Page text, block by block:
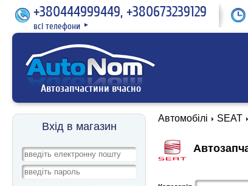
+380444999449, +380673239129
всі телефони ►
Автозапчастини вчасно
Вхід в магазин
Автомобілі SEAT